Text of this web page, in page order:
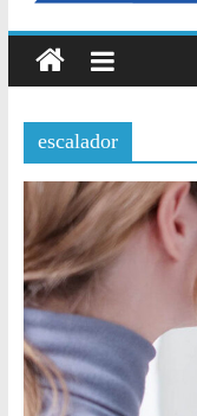
RED
Red
Dental
el
Mundo
de
la
Odontología
en
Internet
escalador